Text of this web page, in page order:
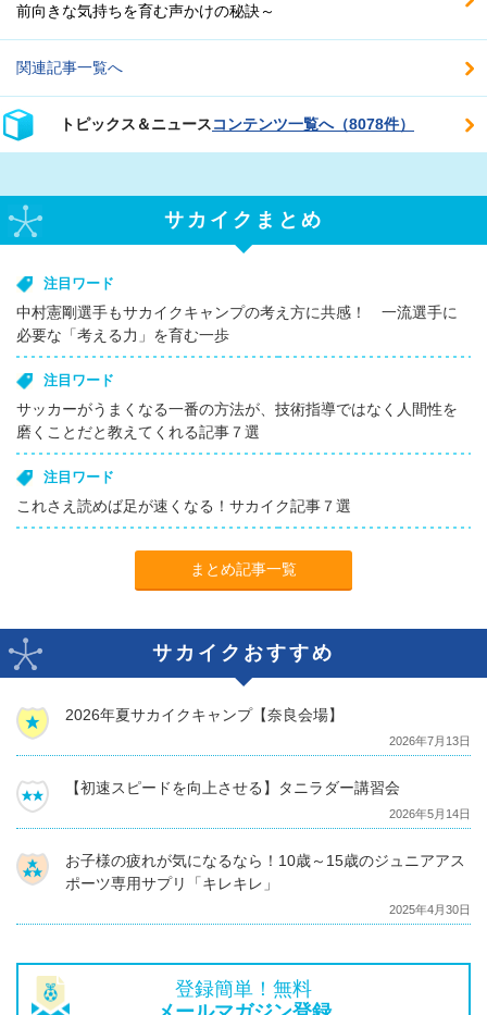
前向きな気持ちを育む声かけの秘訣～
関連記事一覧へ
トピックス＆ニュースコンテンツ一覧へ（8078件）
サカイクまとめ
注目ワード
中村憲剛選手もサカイクキャンプの考え方に共感！ 一流選手に
必要な「考える力」を育む一歩
注目ワード
サッカーがうまくなる一番の方法が、技術指導ではなく人間性を
磨くことだと教えてくれる記事７選
注目ワード
これさえ読めば足が速くなる！サカイク記事７選
まとめ記事一覧
サカイクおすすめ
2026年夏サカイクキャンプ【奈良会場】
2026年7月13日
【初速スピードを向上させる】タニラダー講習会
2026年5月14日
お子様の疲れが気になるなら！10歳～15歳のジュニアアス
ポーツ専用サプリ「キレキレ」
2025年4月30日
登録簡単！無料